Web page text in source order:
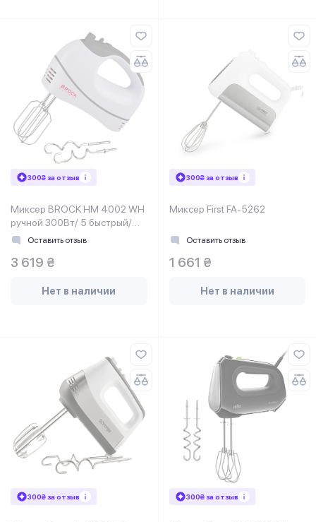
300₴ за отзыв
Миксер BROCK HM 4002 WH
ручной 300Вт/ 5 быстрый/
турбо режим/ белый
Оставить отзыв
3 619 ₴
Нет в наличии
300₴ за отзыв
Миксер First FA-5262
Оставить отзыв
1 661 ₴
Нет в наличии
300₴ за отзыв 300₴ за отзыв